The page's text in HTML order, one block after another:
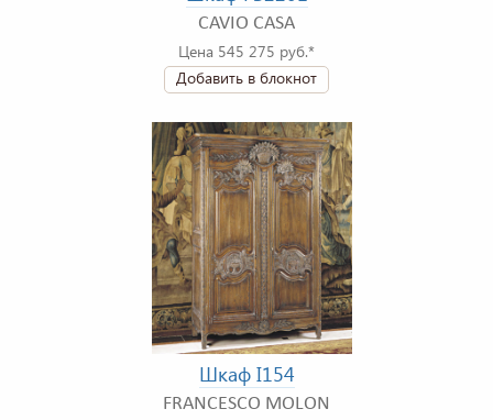
CAVIO CASA
Цена 545 275 руб.*
Добавить в блокнот
Шкаф I154
FRANCESCO MOLON